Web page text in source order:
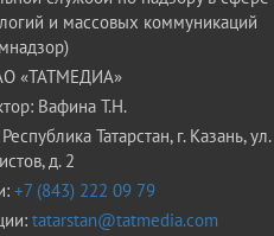
и массовых коммуникаций
«ТАТМЕДИА»
Вафина Т.Н.
Татарстан, г. Казань, ул.
д. 2
+7 (843) 222 09 79
tatarstan@tatmedia.com